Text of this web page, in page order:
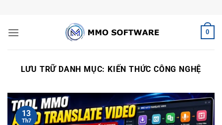
nội
0
LƯU TRỮ DANH MỤC: KIẾN THỨC CÔNG NGHỆ
13
Th7